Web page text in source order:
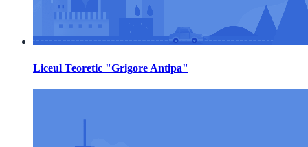
Liceul Teoretic "Grigore Antipa"